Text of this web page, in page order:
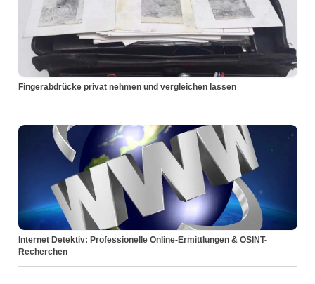
Fingerabdrücke privat nehmen und vergleichen lassen
Internet Detektiv: Professionelle Online-Ermittlungen & OSINT-
Recherchen